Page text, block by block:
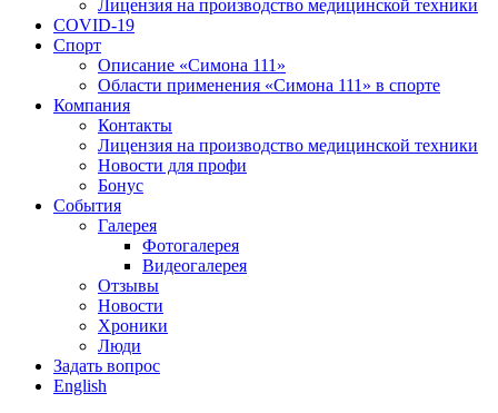
Лицензия на производство медицинской техники
COVID-19
Спорт
Описание «Симона 111»
Области применения «Симона 111» в спорте
Компания
Контакты
Лицензия на производство медицинской техники
Новости для профи
Бонус
События
Галерея
Фотогалерея
Видеогалерея
Отзывы
Новости
Хроники
Люди
Задать вопрос
English